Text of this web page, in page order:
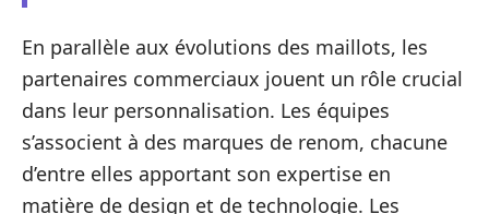
En parallèle aux évolutions des maillots, les
partenaires commerciaux jouent un rôle crucial
dans leur personnalisation. Les équipes
s’associent à des marques de renom, chacune
d’entre elles apportant son expertise en
matière de design et de technologie. Les